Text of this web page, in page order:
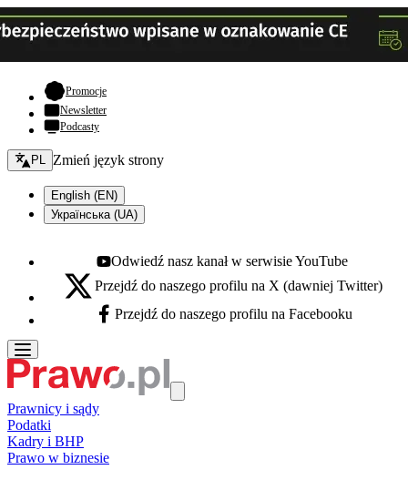
Promocje- otwiera się w nowej karcie
Newsletter
Podcasty
Zmień język - bieżący:
PL Zmień język strony
English (EN)
Українська (UA)
Youtube - otwiera się w nowej karcie
Odwiedź nasz kanał w serwisie YouTube
X - otwiera się w nowej karcie
Przejdź do naszego profilu na X (dawniej Twitter)
Facebook - otwiera się w nowej karcie
Przejdź do naszego profilu na Facebooku
Prawnicy i sądy
Podatki
Kadry i BHP
Prawo w biznesie